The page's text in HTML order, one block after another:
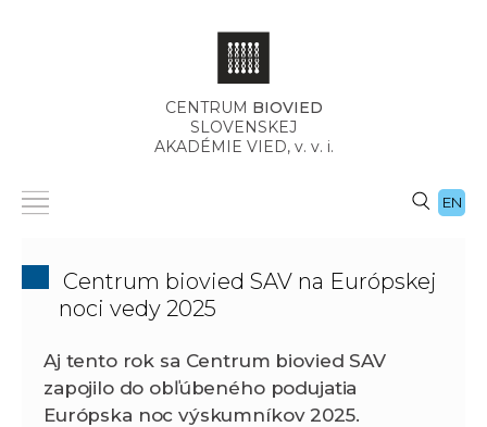
CENTRUM BIOVIED
SLOVENSKEJ
AKADÉMIE VIED, v. v. i.
EN
Centrum biovied SAV na Európskej
noci vedy 2025
Aj tento rok sa Centrum biovied SAV
zapojilo do obľúbeného podujatia
Európska noc výskumníkov 2025.